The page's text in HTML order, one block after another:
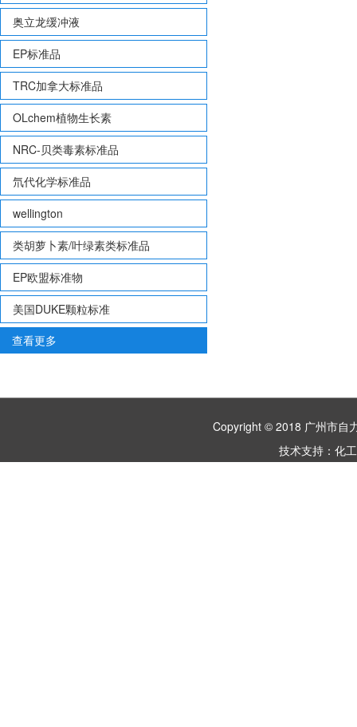
奥立龙缓冲液
EP标准品
TRC加拿大标准品
OLchem植物生长素
NRC-贝类毒素标准品
氘代化学标准品
wellington
类胡萝卜素/叶绿素类标准品
EP欧盟标准物
美国DUKE颗粒标准
查看更多
Copyright © 2018 广州市
技术支持： 化